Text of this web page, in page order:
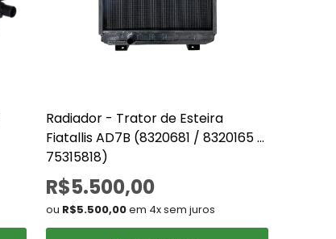
Radiador - Trator de Esteira
Fiatallis AD7B (8320681 / 8320165 /
75315818)
R$5.500,00
ou R$5.500,00em 4x sem juros